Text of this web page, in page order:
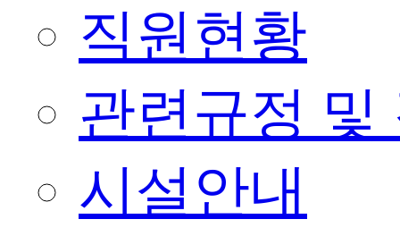
직원현황
관련규정 및
시설안내